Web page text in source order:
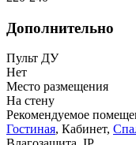
Дополнительно
Пульт ДУ
Нет
Место размещения
На стену
Рекомендуемое
Гостиная, Кабинет,